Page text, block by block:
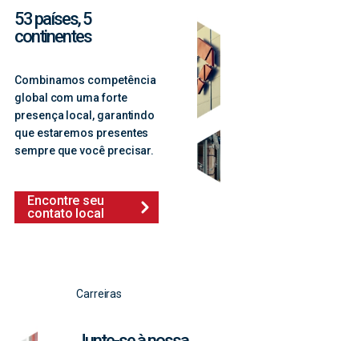
53 países, 5
continentes
Combinamos competência
global com uma forte
presença local, garantindo
que estaremos presentes
sempre que você precisar.
Encontre seu
contato local
Carreiras